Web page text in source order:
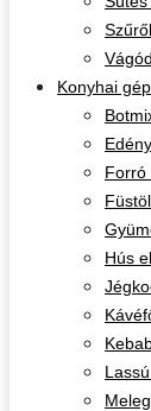
Konyhai
Forró
Hús